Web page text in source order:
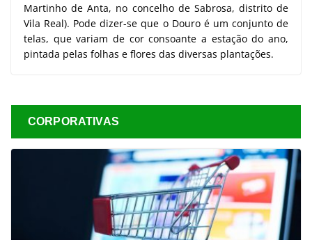
Martinho de Anta, no concelho de Sabrosa, distrito de
Vila Real). Pode dizer-se que o Douro é um conjunto de
telas, que variam de cor consoante a estação do ano,
pintada pelas folhas e flores das diversas plantações.
CORPORATIVAS